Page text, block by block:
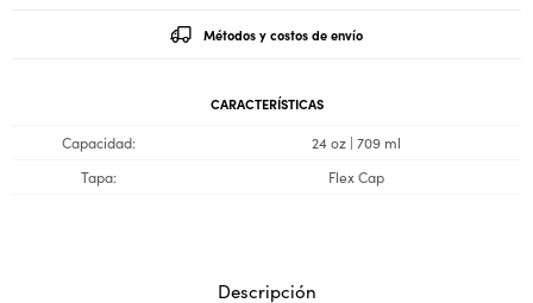
Métodos y costos de envío
CARACTERÍSTICAS
Capacidad
24 oz | 709 ml
Tapa
Flex Cap
Descripción